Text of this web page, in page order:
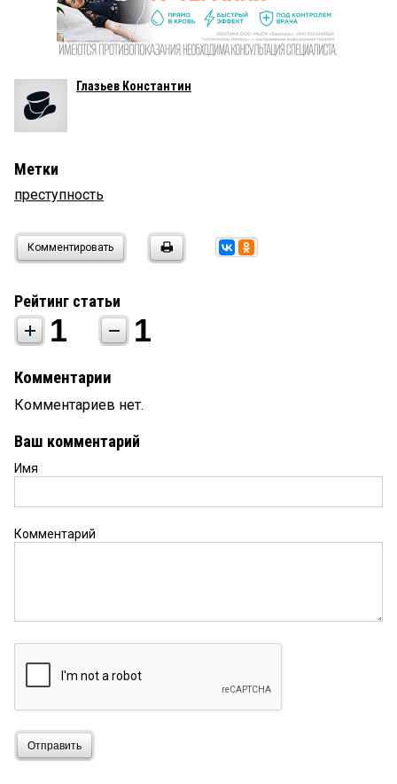
Глазьев Константин
Метки
преступность
Комментировать
Рейтинг статьи
1 1
Комментарии
Комментариев нет.
Ваш комментарий
Имя
Комментарий
Отправить